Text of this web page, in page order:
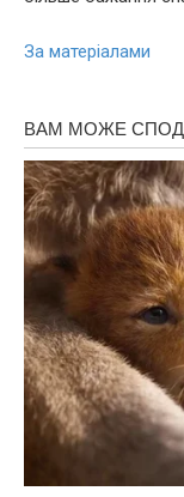
За матеріалами